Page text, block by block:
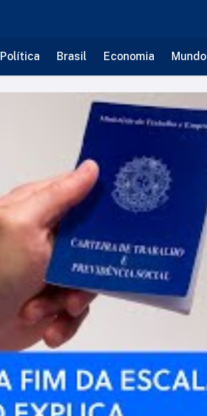
Política Brasil Economia Mundo